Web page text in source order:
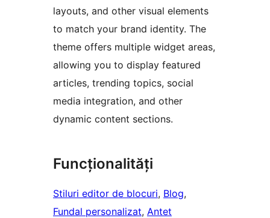
layouts, and other visual elements
to match your brand identity. The
theme offers multiple widget areas,
allowing you to display featured
articles, trending topics, social
media integration, and other
dynamic content sections.
Funcționalități
Stiluri editor de blocuri, Blog
Fundal personalizat, Antet